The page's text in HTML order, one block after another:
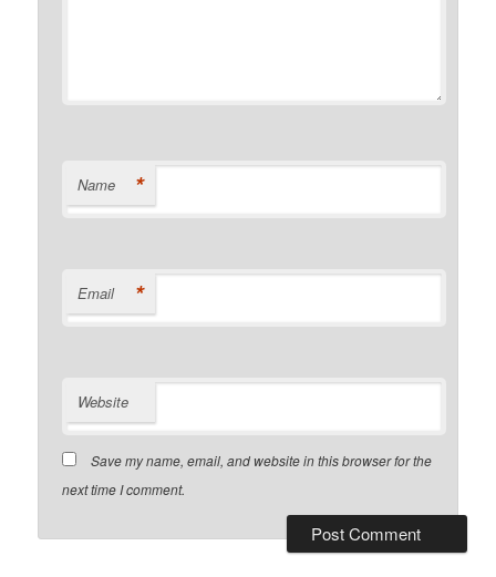
Name *
Email *
Website
Save my name, email, and website in this browser for the
next time I comment.